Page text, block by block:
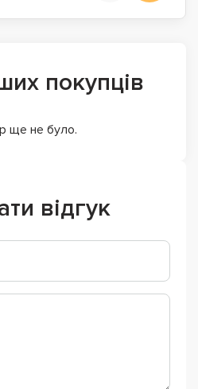
покупців
ще не було.
відгук